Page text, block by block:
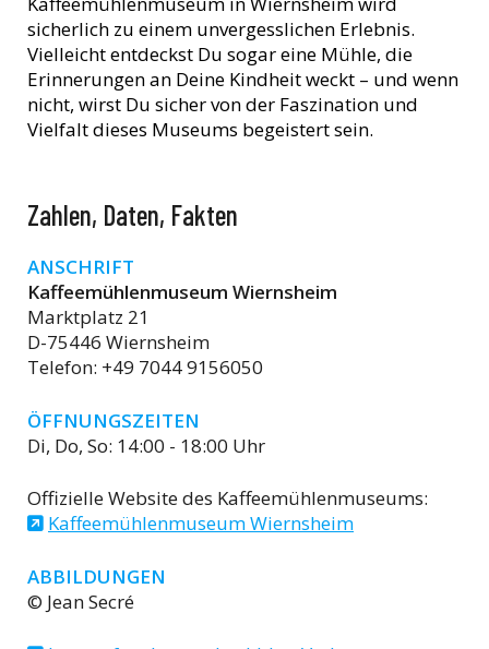
sicherlich zu einem unvergesslichen Erlebnis.
Vielleicht entdeckst Du sogar eine Mühle, die
Erinnerungen an Deine Kindheit weckt – und wenn
nicht, wirst Du sicher von der Faszination und
Vielfalt dieses Museums begeistert sein.
Zahlen, Daten, Fakten
ANSCHRIFT
Kaffeemühlenmuseum Wiernsheim
Marktplatz 21
D-75446 Wiernsheim
Telefon: +49 7044 9156050
ÖFFNUNGSZEITEN
Di, Do, So: 14:00 - 18:00 Uhr
Offizielle Website des Kaffeemühlenmuseums:
Kaffeemühlenmuseum Wiernsheim
ABBILDUNGEN
© Jean Secré